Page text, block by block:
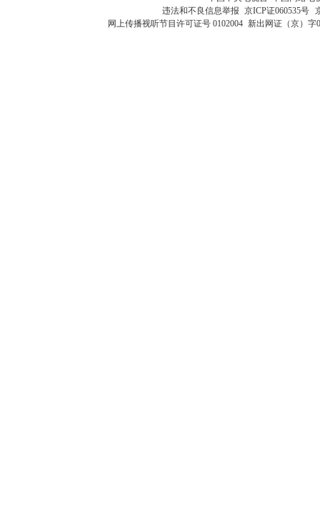
违法和不良信息举报 京ICP证060535号
网上传播视听节目许可证号 0102004 新出网证（京）